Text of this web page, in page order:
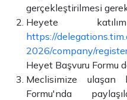
gerçekleştirilmesi
Heyete
https://
2026/company/
Heyet Başvuru Formu
Meclisimize ulaşan
Formu'nda